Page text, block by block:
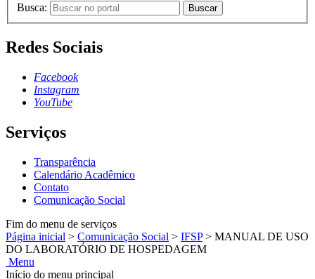
Busca: Buscar
Redes Sociais
Facebook
Instagram
YouTube
Serviços
Transparência
Calendário Acadêmico
Contato
Comunicação Social
Fim do menu de serviços
Página inicial > Comunicação Social > IFSP > MANUAL DE USO
DO LABORATÓRIO DE HOSPEDAGEM
Menu
Início do menu principal